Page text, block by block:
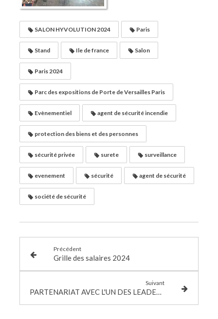
SALON HYVOLUTION 2024 Paris
Stand Ile de france Salon
Paris 2024
Parc des expositions de Porte de Versailles Paris
Evènementiel agent de sécurité incendie
protection des biens et des personnes
sécurité privée surete surveillance
evenement sécurité agent de sécurité
société de sécurité
Précédent
Grille des salaires 2024
Suivant
PARTENARIAT AVEC L'UN DES LEADERS MONDIAUX DE LA CONSTRUCTION - VINCI CONSTRUCTION FRANCE